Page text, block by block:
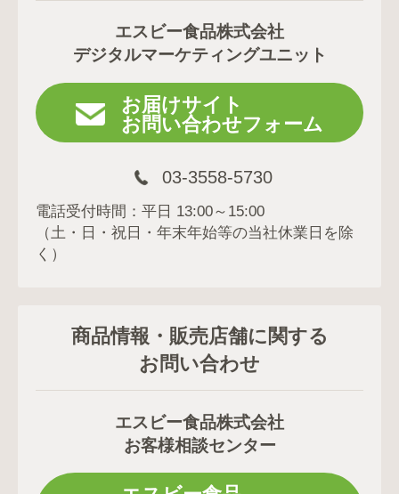
エスビー食品株式会社
デジタルマーケティングユニット
お届けサイト
お問い合わせフォーム
03-3558-5730
電話受付時間：平日 13:00～15:00
（土・日・祝日・年末年始等の当社休業日を除
く）
商品情報・販売店舗に関する
お問い合わせ
エスビー食品株式会社
お客様相談センター